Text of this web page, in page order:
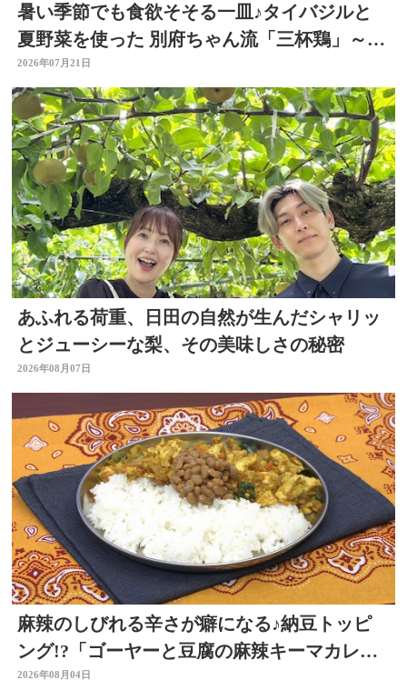
暑い季節でも食欲そそる一皿♪タイバジルと
夏野菜を使った 別府ちゃん流「三杯鶏」～開
店！キッチン別府ちゃん～
2026年07月21日
あふれる荷重、日田の自然が生んだシャリッ
とジューシーな梨、その美味しさの秘密
2026年08月07日
麻辣のしびれる辛さが癖になる♪納豆トッピ
ング!?「ゴーヤーと豆腐の麻辣キーマカレ
ー」～開店！キッチン別府ちゃん～
2026年08月04日